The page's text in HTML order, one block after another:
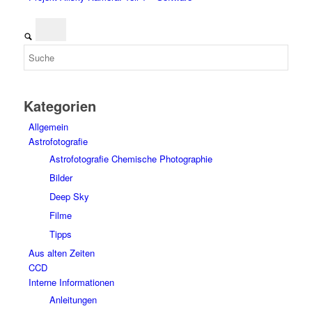
Kategorien
Allgemein
Astrofotografie
Astrofotografie Chemische Photographie
Bilder
Deep Sky
Filme
Tipps
Aus alten Zeiten
CCD
Interne Informationen
Anleitungen